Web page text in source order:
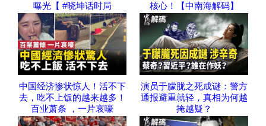
曝光【 #晓坤话时局
核心！【中南海解码】
中国经济惨状惊人！活不下
去，吃不上饭的越来越多！
百业萧条 ，一片哀嚎
演员于朦胧之死成谜：警方
通报避重就轻，真相为何越
掩越疑？